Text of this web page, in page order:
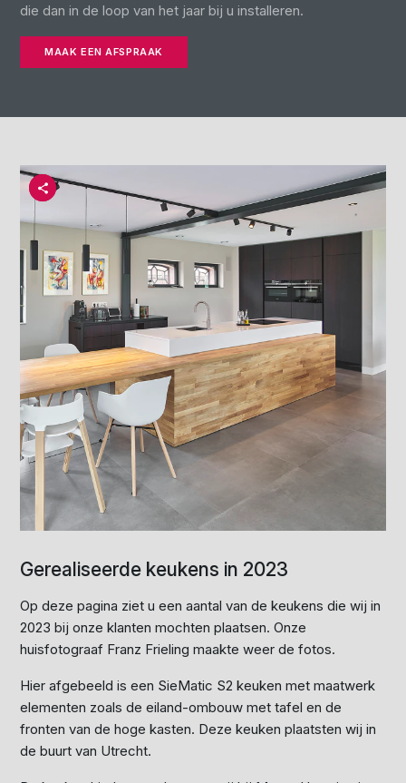
die dan in de loop van het jaar bij u installeren.
MAAK EEN AFSPRAAK
Gerealiseerde keukens in 2023
Op deze pagina ziet u een aantal van de keukens die wij in
2023 bij onze klanten mochten plaatsen. Onze
huisfotograaf Franz Frieling maakte weer de fotos.
Hier afgebeeld is een SieMatic S2 keuken met maatwerk
elementen zoals de eiland-ombouw met tafel en de
fronten van de hoge kasten. Deze keuken plaatsten wij in
de buurt van Utrecht.